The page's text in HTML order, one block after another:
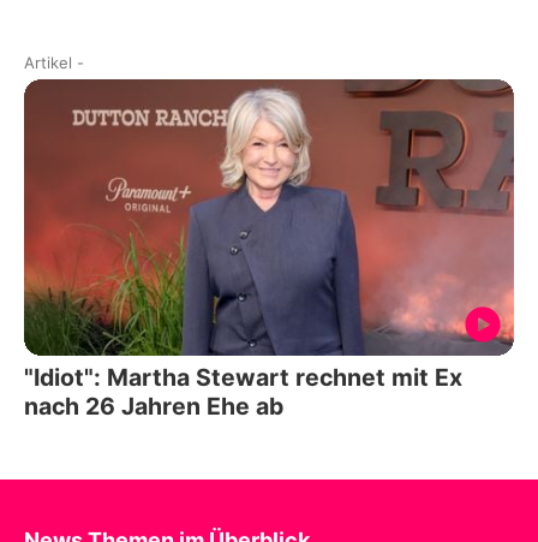
Artikel -
"Idiot": Martha Stewart rechnet mit Ex
nach 26 Jahren Ehe ab